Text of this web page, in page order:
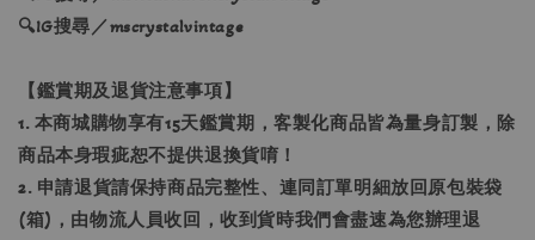
🔍IG搜尋／mscrystalvintage
【鑑賞期及退貨注意事項】
1. 本商城購物享有15天鑑賞期，客製化商品皆為量身訂製，除
商品本身瑕疵恕不提供退換貨唷！
2. 申請退貨請保持商品完整性、連同訂單明細放回原包裝袋
(箱)，由物流人員收回，收到貨時我們會盡速為您辦理退